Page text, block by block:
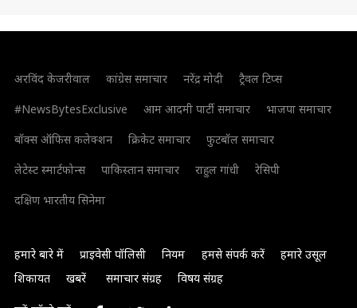
अरविंद केजरीवाल कांग्रेस समाचार नरेंद्र मोदी
ट्रैवल टिप्स
#NewsBytesExclusive
आम आदमी पार्टी समाचार
भाजपा समाचार
बॉक्स ऑफिस कलेक्शन
क्रिकेट समाचार
फुटबॉल समाचार
लेटेस्ट स्मार्टफोन्स
पाकिस्तान समाचार राहुल गांधी
रेसिपी
दक्षिण भारतीय सिनेमा
हमारे बारे में प्राइवेसी पॉलिसी नियम हमसे संपर्क करें
हमारे उसूल
शिकायत
खबरें समाचार संग्रह विषय संग्रह